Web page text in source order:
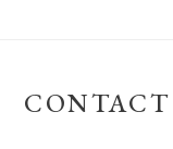
CONTACT